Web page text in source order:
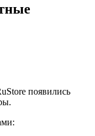
появились